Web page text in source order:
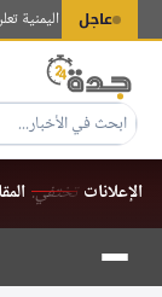
عاجل
الوطنية اليمنية
الإعلانات تختفي.
التجاوز
المحتوى